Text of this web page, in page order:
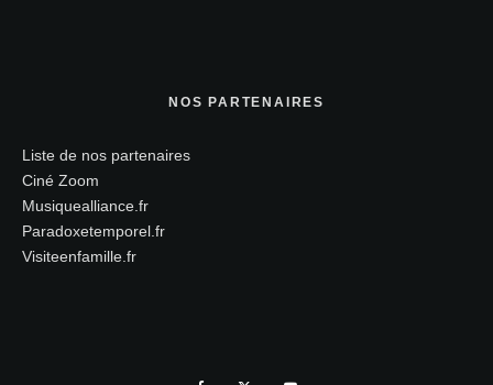
NOS PARTENAIRES
Liste de nos partenaires
Ciné Zoom
Musiquealliance.fr
Paradoxetemporel.fr
Visiteenfamille.fr